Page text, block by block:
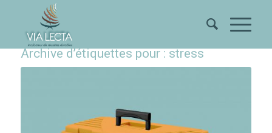
Archive d’étiquettes pour :stress